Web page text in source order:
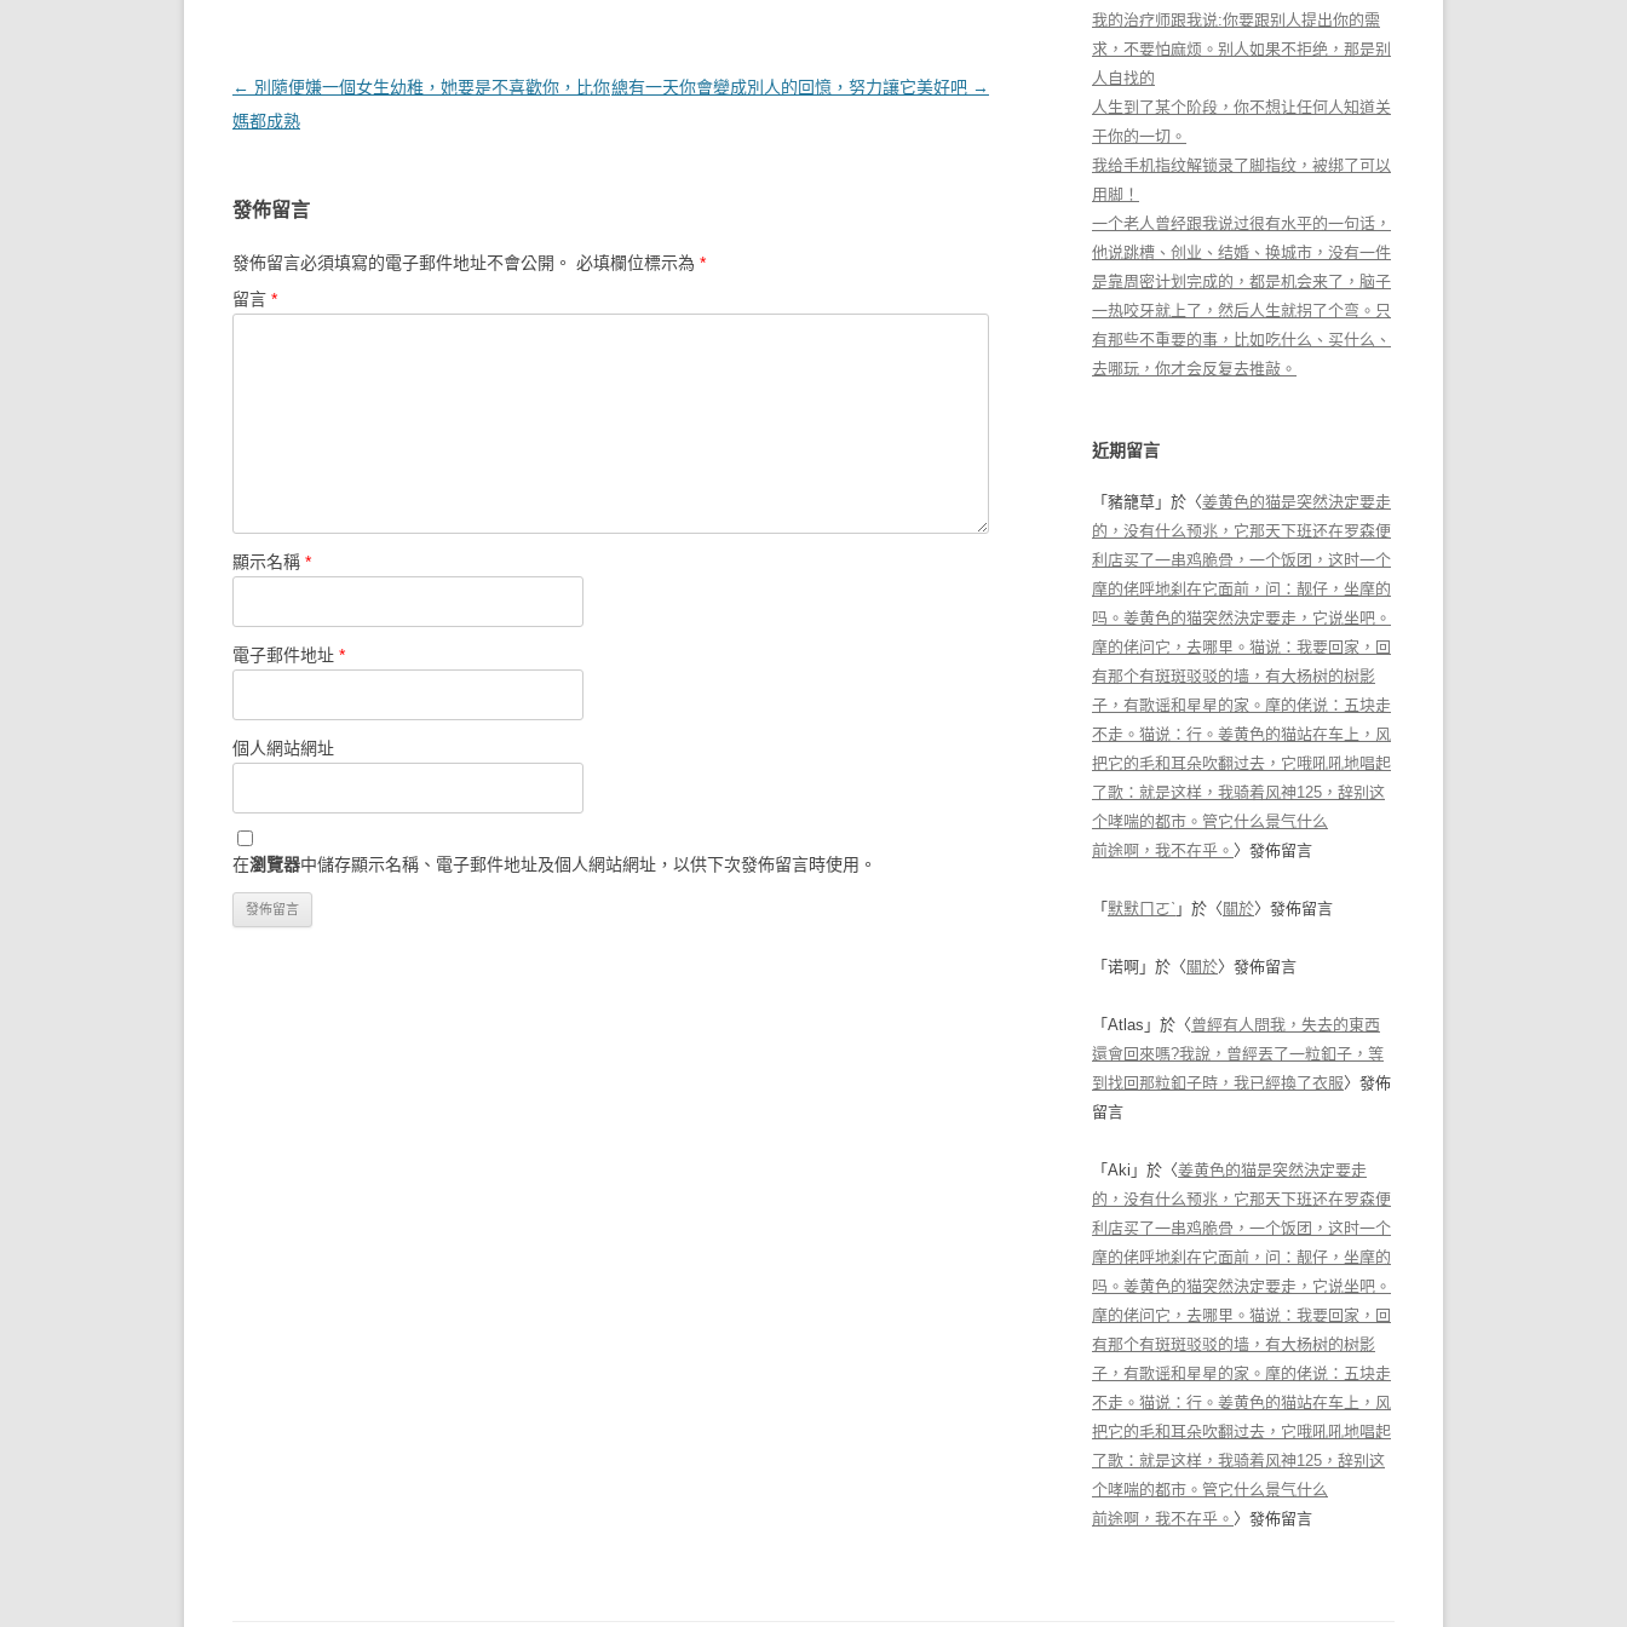
文章導覽
← 別隨便嫌一個女生幼稚，她要是不喜歡你，比你
媽都成熟
總有一天你會變成別人的回憶，努力讓它美好吧 →
發佈留言
發佈留言必須填寫的電子郵件地址不會公開。 必填欄位標示為 *
留言 *
顯示名稱 *
電子郵件地址 *
個人網站網址
在瀏覽器中儲存顯示名稱、電子郵件地址及個人網站網址，以供下次發佈留言時使用。
我的治疗师跟我说:你要跟别人提出你的需
求，不要怕麻烦。别人如果不拒绝，那是别
人自找的
人生到了某个阶段，你不想让任何人知道关
于你的一切。
我给手机指纹解锁录了脚指纹，被绑了可以
用脚！
一个老人曾经跟我说过很有水平的一句话，
他说跳槽、创业、结婚、换城市，没有一件
是靠周密计划完成的，都是机会来了，脑子
一热咬牙就上了，然后人生就拐了个弯。只
有那些不重要的事，比如吃什么、买什么、
去哪玩，你才会反复去推敲。
近期留言
「 豬籠草 」於〈姜黄色的猫是突然決定要走
的，没有什么预兆，它那天下班还在罗森便
利店买了一串鸡脆骨，一个饭团，这时一个
摩的佬呼地刹在它面前，问：靓仔，坐摩的
吗。姜黄色的猫突然決定要走，它说坐吧。
摩的佬问它，去哪里。猫说：我要回家，回
有那个有斑斑驳驳的墙，有大杨树的树影
子，有歌谣和星星的家。摩的佬说：五块走
不走。猫说：行。姜黄色的猫站在车上，风
把它的毛和耳朵吹翻过去，它哦吼吼地唱起
了歌：就是这样，我骑着风神125，辞别这
个哮喘的都市。管它什么景气什么
前途啊，我不在乎。 〉發佈留言
「 默默ㄇㄛˋ 」於〈 關於〉發佈留言
「 诺啊 」於〈 關於〉發佈留言
「 Atlas 」於〈曾經有人問我，失去的東西
還會回來嗎?我說，曾經丟了一粒釦子，等
到找回那粒釦子時，我已經換了衣服〉發佈
留言
「 Aki 」於〈姜黄色的猫是突然決定要走
的，没有什么预兆，它那天下班还在罗森便
利店买了一串鸡脆骨，一个饭团，这时一个
摩的佬呼地刹在它面前，问：靓仔，坐摩的
吗。姜黄色的猫突然決定要走，它说坐吧。
摩的佬问它，去哪里。猫说：我要回家，回
有那个有斑斑驳驳的墙，有大杨树的树影
子，有歌谣和星星的家。摩的佬说：五块走
不走。猫说：行。姜黄色的猫站在车上，风
把它的毛和耳朵吹翻过去，它哦吼吼地唱起
了歌：就是这样，我骑着风神125，辞别这
个哮喘的都市。管它什么景气什么
前途啊，我不在乎。 〉發佈留言